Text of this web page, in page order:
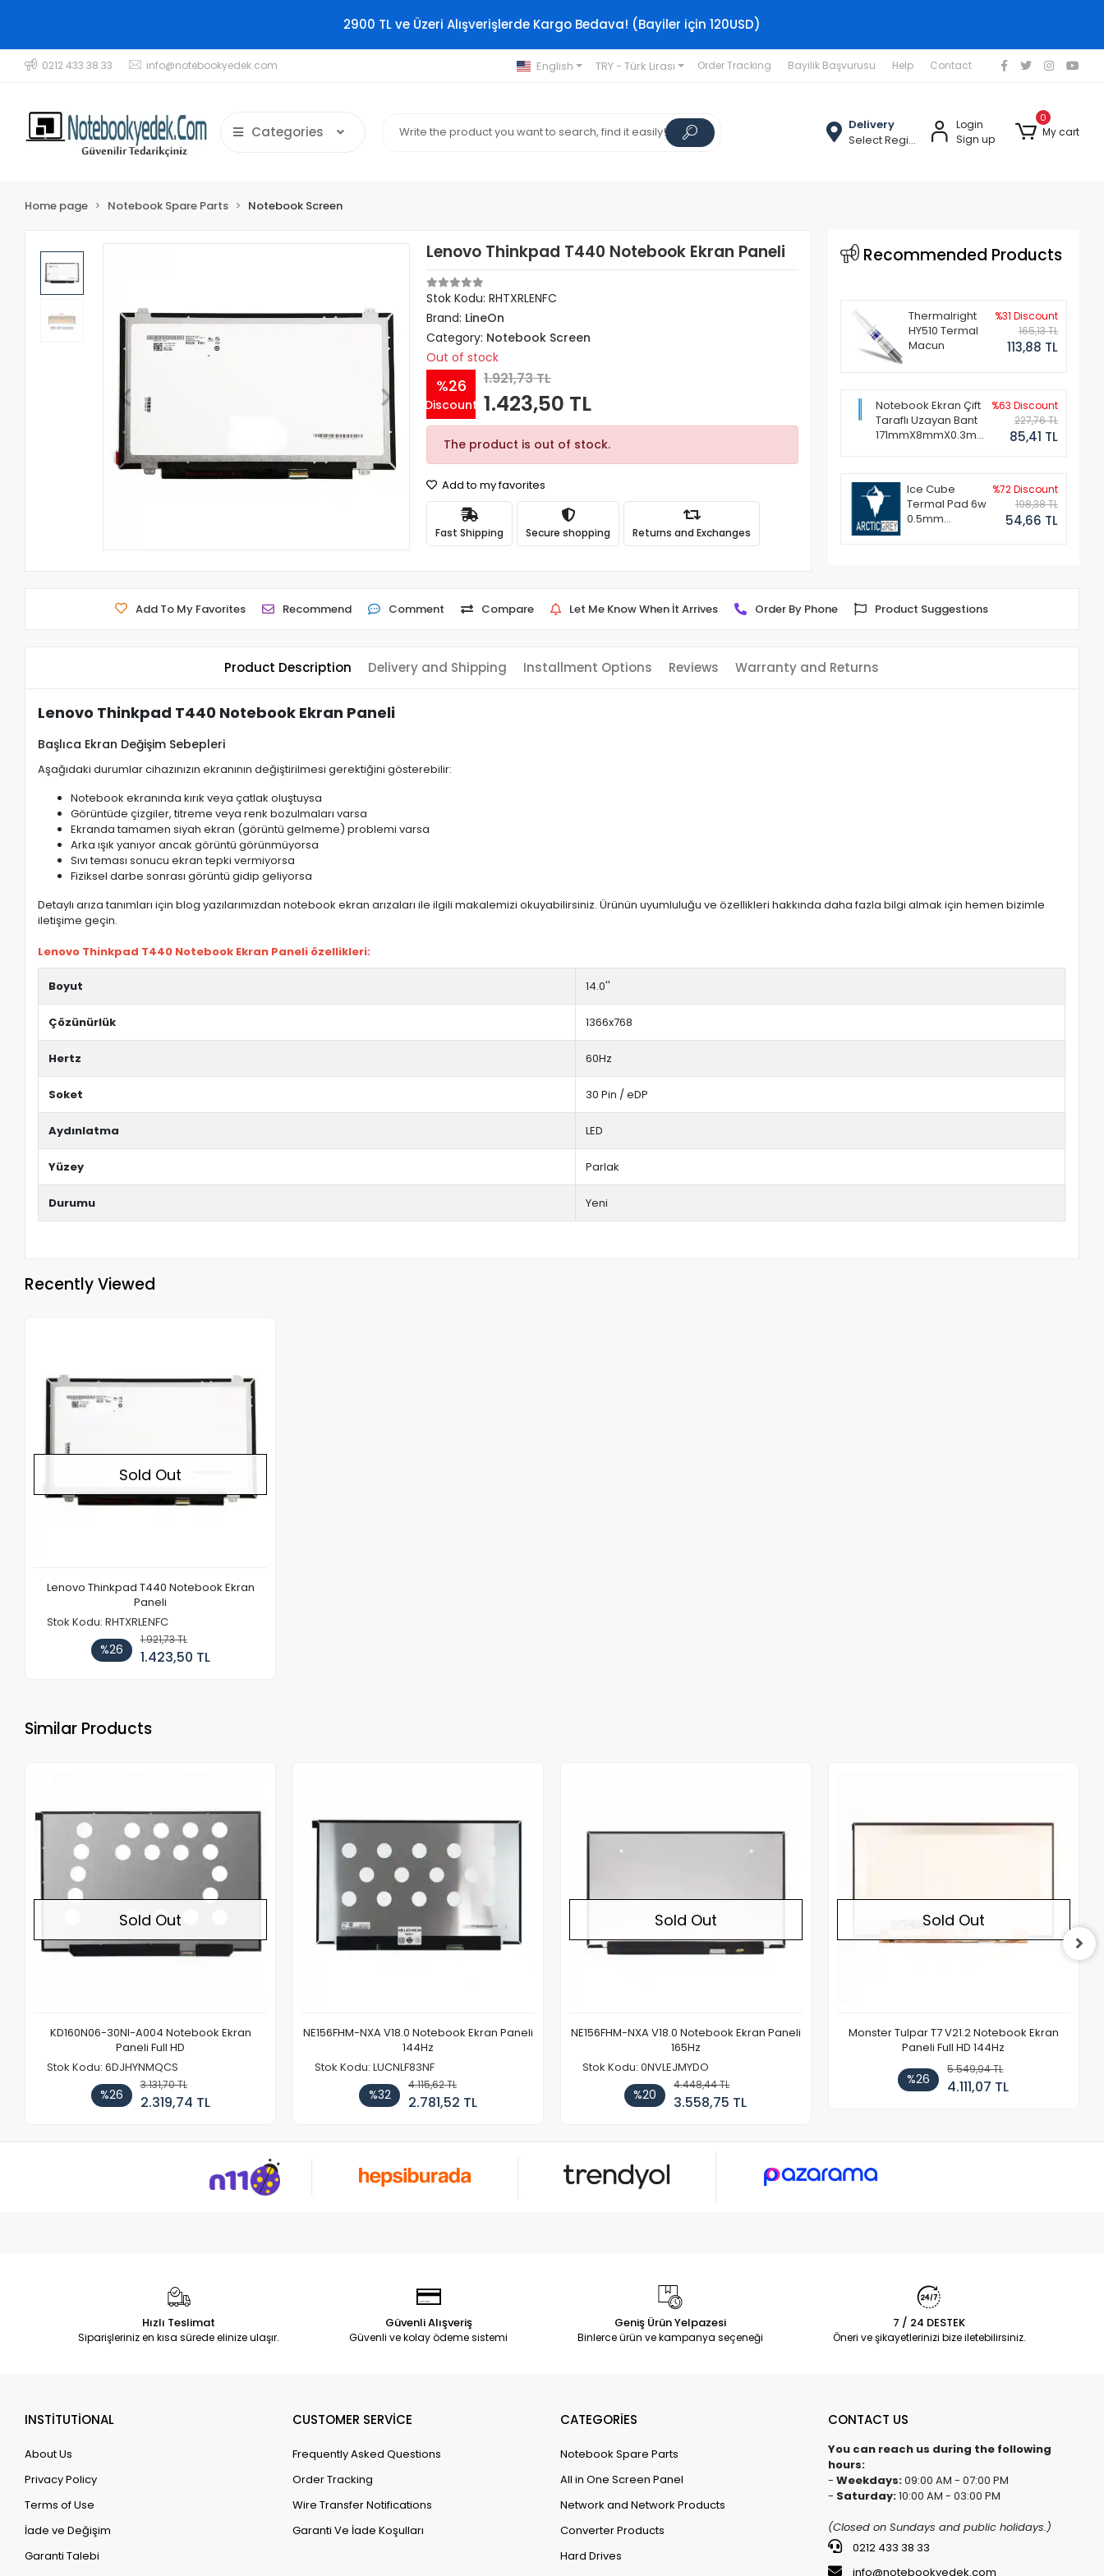
2900 TL ve Üzeri Alışverişlerde Kargo Bedava! (Bayiler için 120USD)
0212 433 38 33 info@notebookyedek.com English TRY - Türk Lirası Order Tracking Bayilik Başvurusu Help Contact
Categories
Delivery
Select Region
Login
Sign up
0
My cart
Home page Notebook Spare Parts Notebook Screen
Lenovo Thinkpad T440 Notebook Ekran Paneli
Stok Kodu: RHTXRLENFC
Brand: LineOn
Category: Notebook Screen
Out of stock
%26
Discount
1.921,73 TL
1.423,50 TL
The product is out of stock.
Add to my favorites
Fast Shipping Secure shopping Returns and Exchanges
Recommended Products
Thermalright
HY510 Termal
Macun
%31 Discount
165,13 TL
113,88 TL
Notebook Ekran Çift
Taraflı Uzayan Bant
171mmX8mmX0.3mm
%63 Discount
227,76 TL
85,41 TL
Ice Cube
Termal Pad 6w
0.5mm
%72 Discount
198,38 TL
54,66 TL
Add To My Favorites Recommend Comment Compare Let Me Know When İt Arrives Order By Phone Product Suggestions
Product Description Delivery and Shipping Installment Options Reviews Warranty and Returns
Lenovo Thinkpad T440 Notebook Ekran Paneli
Başlıca Ekran Değişim Sebepleri
Aşağıdaki durumlar cihazınızın ekranının değiştirilmesi gerektiğini gösterebilir:
Notebook ekranında kırık veya çatlak oluştuysa
Görüntüde çizgiler, titreme veya renk bozulmaları varsa
Ekranda tamamen siyah ekran (görüntü gelmeme) problemi varsa
Arka ışık yanıyor ancak görüntü görünmüyorsa
Sıvı teması sonucu ekran tepki vermiyorsa
Fiziksel darbe sonrası görüntü gidip geliyorsa
Detaylı arıza tanımları için blog yazılarımızdan notebook ekran arızaları ile ilgili makalemizi okuyabilirsiniz. Ürünün uyumluluğu ve özellikleri hakkında daha fazla bilgi almak için hemen bizimle
iletişime geçin.
Lenovo Thinkpad T440 Notebook Ekran Paneli özellikleri:
Boyut 14.0''
Çözünürlük 1366x768
Hertz 60Hz
Soket 30 Pin / eDP
Aydınlatma LED
Yüzey Parlak
Durumu Yeni
Recently Viewed
Sold Out
Lenovo Thinkpad T440 Notebook Ekran
Paneli
Stok Kodu: RHTXRLENFC
%26
1.921,73 TL
1.423,50 TL
Similar Products
Sold Out
KD160N06-30NI-A004 Notebook Ekran
Paneli Full HD
Stok Kodu: 6DJHYNMQCS
%26
3.131,70 TL
2.319,74 TL
NE156FHM-NXA V18.0 Notebook Ekran Paneli
144Hz
Stok Kodu: LUCNLF83NF
%32
4.115,62 TL
2.781,52 TL
Sold Out
NE156FHM-NXA V18.0 Notebook Ekran Paneli
165Hz
Stok Kodu: 0NVLEJMYDO
%20
4.448,44 TL
3.558,75 TL
Sold Out
Monster Tulpar T7 V21.2 Notebook Ekran
Paneli Full HD 144Hz
%26
5.549,94 TL
4.111,07 TL
Hızlı Teslimat
Siparişleriniz en kısa sürede elinize ulaşır.
Güvenli Alışveriş
Güvenli ve kolay ödeme sistemi
Geniş Ürün Yelpazesi
Binlerce ürün ve kampanya seçeneği
7 / 24 DESTEK
Öneri ve şikayetlerinizi bize iletebilirsiniz.
INSTİTUTİONAL
About Us
Privacy Policy
Terms of Use
İade ve Değişim
Garanti Talebi
CUSTOMER SERVİCE
Frequently Asked Questions
Order Tracking
Wire Transfer Notifications
Garanti Ve İade Koşulları
CATEGORİES
Notebook Spare Parts
All in One Screen Panel
Network and Network Products
Converter Products
Hard Drives
CONTACT US
You can reach us during the following
hours:
- Weekdays:09:00 AM - 07:00 PM
- Saturday:10:00 AM - 03:00 PM
(Closed on Sundays and public holidays.)
0212 433 38 33
info@notebookyedek.com